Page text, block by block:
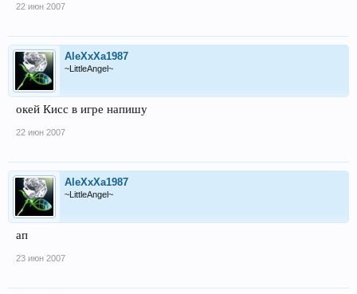
22 июн 2007
AleXxXa1987
~LittleAngel~
окей Кисс в игре напишу
22 июн 2007
AleXxXa1987
~LittleAngel~
ап
23 июн 2007